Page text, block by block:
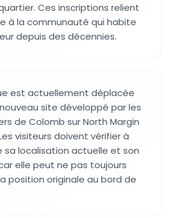
Ces inscriptions relient
à la communauté qui habite
depuis des décennies.
est actuellement déplacée
site développé par les
de Colomb sur North Margin
visiteurs doivent vérifier à
sa localisation actuelle et son
elle peut ne pas toujours
position originale au bord de